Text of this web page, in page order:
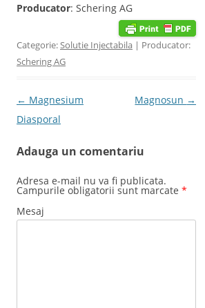
Producator: Schering AG
Categorie:Solutie Injectabila | Producator:
Schering AG
Post navigation
← Magnesium
Diasporal
Magnosun →
Adauga un comentariu
Adresa e-mail nu va fi publicata.
Campurile obligatorii sunt marcate *
Mesaj